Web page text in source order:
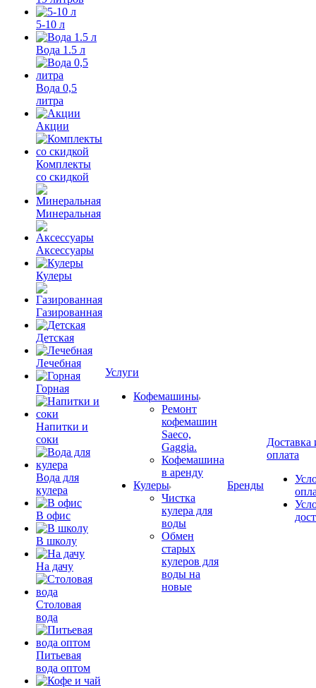
5-10 л
Вода 1.5 л
Вода 0,5
литра
Акции
Комплекты
со скидкой
Минеральная
Аксессуары
Кулеры
Газированная
Детская
Лечебная
Горная
Напитки и
соки
Вода для
кулера
В офис
В школу
На дачу
Столовая
вода
Питьевая
вода оптом
Услуги
Кофемашины
Ремонт
кофемашин
Saeco,
Gaggia.
Кофемашина
в аренду
Кулеры
Чистка
кулера для
воды
Обмен
старых
кулеров для
воды на
новые
Бренды
Доставка
оплата